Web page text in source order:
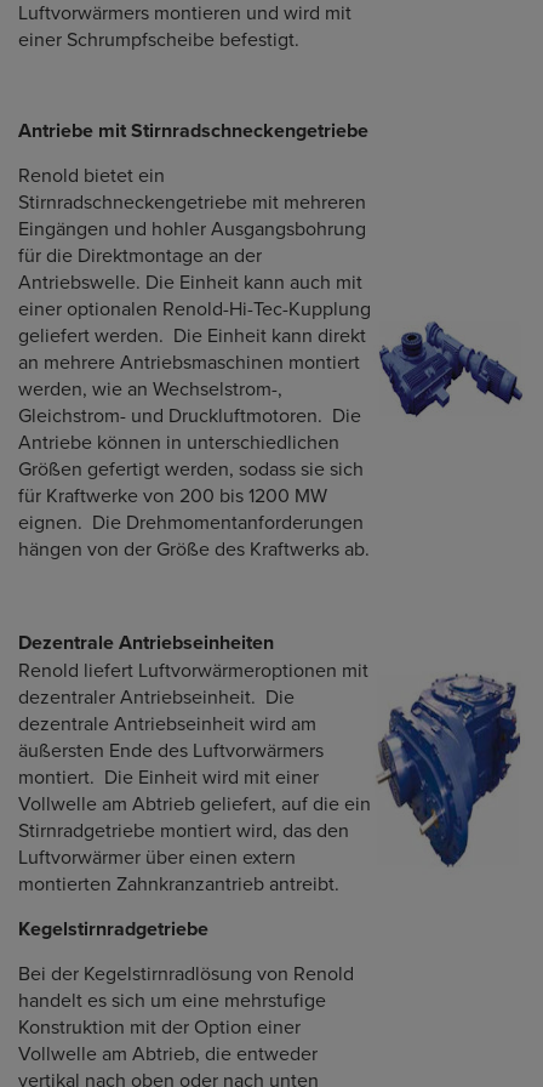
Luftvorwärmers montieren und wird mit
einer Schrumpfscheibe befestigt.
Antriebe mit Stirnradschneckengetriebe
Renold bietet ein
Stirnradschneckengetriebe mit mehreren
Eingängen und hohler Ausgangsbohrung
für die Direktmontage an der
Antriebswelle. Die Einheit kann auch mit
einer optionalen Renold-Hi-Tec-Kupplung
geliefert werden. Die Einheit kann direkt
an mehrere Antriebsmaschinen montiert
werden, wie an Wechselstrom-,
Gleichstrom- und Druckluftmotoren. Die
Antriebe können in unterschiedlichen
Größen gefertigt werden, sodass sie sich
für Kraftwerke von 200 bis 1200 MW
eignen. Die Drehmomentanforderungen
hängen von der Größe des Kraftwerks ab.
Dezentrale Antriebseinheiten
Renold liefert Luftvorwärmeroptionen mit
dezentraler Antriebseinheit. Die
dezentrale Antriebseinheit wird am
äußersten Ende des Luftvorwärmers
montiert. Die Einheit wird mit einer
Vollwelle am Abtrieb geliefert, auf die ein
Stirnradgetriebe montiert wird, das den
Luftvorwärmer über einen extern
montierten Zahnkranzantrieb antreibt.
Kegelstirnradgetriebe
Bei der Kegelstirnradlösung von Renold
handelt es sich um eine mehrstufige
Konstruktion mit der Option einer
Vollwelle am Abtrieb, die entweder
vertikal nach oben oder nach unten